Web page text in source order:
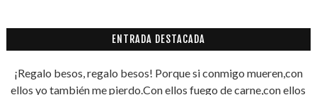
ENTRADA DESTACADA
¡Regalo besos, regalo besos! Porque si conmigo mueren,con
ellos yo también me pierdo.Con ellos fuego de carne,con ellos